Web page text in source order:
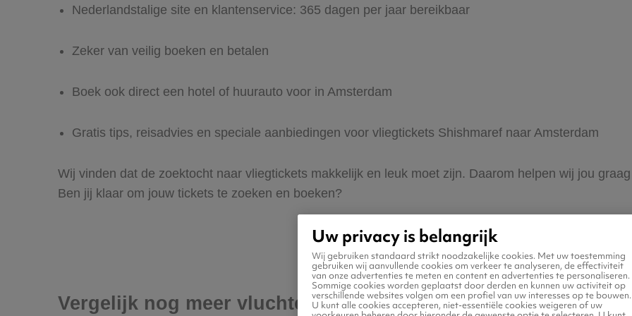
Nederlandstalige site en klantenservice: 365 dagen per jaar bereikbaar
Zeker van veilig boeken en betalen
Boek ook direct een hotel of huurauto voor in Amsterdam
Gratis tips, reisadvies en speciale aanbiedingen voor vliegtickets Shishmaref naar Amsterdam
Wij vinden dat de zoektocht naar vliegtickets makkelijk en leuk moet zijn. Daarom helpen wij jou
Ben jij klaar om jouw tickets te zoeken en boeken?
Vergelijk nog meer vluchten naar Amsterdam
Uw privacy is belangrijk
Wij gebruiken standaard strikt noodzakelijke cookies. Met uw toestemming
gebruiken wij aanvullende cookies om verkeer te analyseren, de effectiviteit
van onze advertenties te meten en content en advertenties te personaliseren.
Sommige cookies worden geplaatst door derden en kunnen uw activiteit op
verschillende websites volgen om een profiel van uw interesses op te bouwen.
U kunt alle cookies accepteren, niet-essentiële cookies weigeren of uw